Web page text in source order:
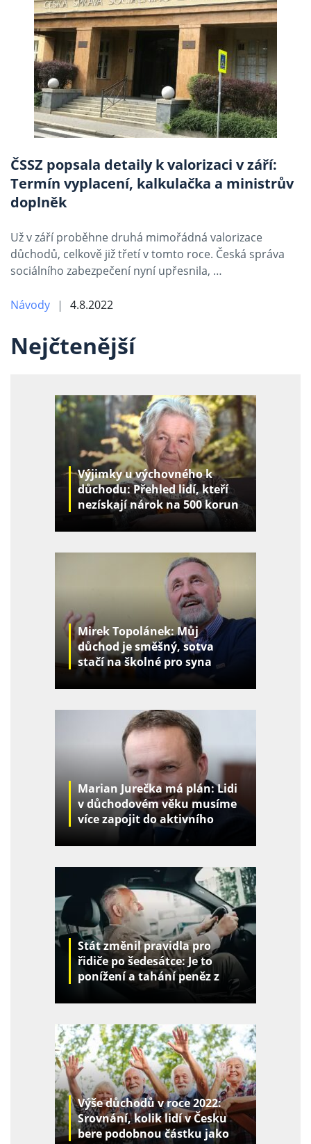
ČSSZ popsala detaily k valorizaci v září:
Termín vyplacení, kalkulačka a ministrův
doplněk
Už v září proběhne druhá mimořádná valorizace
důchodů, celkově již třetí v tomto roce. Česká správa
sociálního zabezpečení nyní upřesnila, …
Návody 4.8.2022
Nejčtenější
Výjimky u výchovného k
důchodu: Přehled lidí, kteří
nezískají nárok na 500 korun
za děti
Mirek Topolánek: Můj
důchod je směšný, sotva
stačí na školné pro syna
Marian Jurečka má plán: Lidi
v důchodovém věku musíme
více zapojit do aktivního
Stát změnil pravidla pro
řidiče po šedesátce: Je to
ponížení a tahání peněz z
Výše důchodů v roce 2022:
Srovnání, kolik lidí v Česku
bere podobnou částku jako